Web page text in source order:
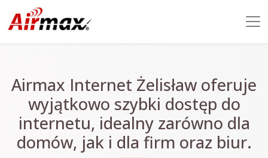
Airmax Internet Żelisław oferuje
wyjątkowo szybki dostęp do
internetu, idealny zarówno dla
domów, jak i dla firm oraz biur.